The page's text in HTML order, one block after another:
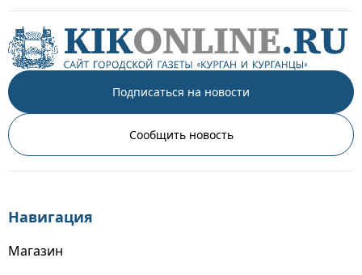
Подписаться на новости
Сообщить новость
Навигация
Магазин